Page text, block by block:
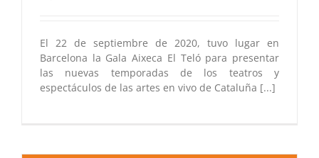
El 22 de septiembre de 2020, tuvo lugar en
Barcelona la Gala Aixeca El Teló para presentar
las nuevas temporadas de los teatros y
espectáculos de las artes en vivo de Cataluña [...]